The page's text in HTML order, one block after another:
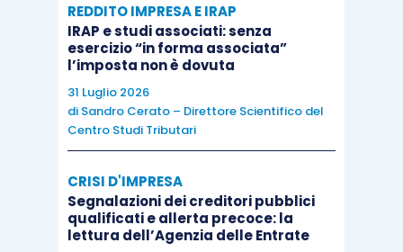
modificata.
In caso di incapienza
concretamente perseguibile
pare essere quella
– sicuramentepiù onerosa
autori in dottrina,di affrancare la riserva
versando l’imposta sostitutiva al 10%
dovrebbefar venir meno la necessità di appore
il vincolo, anchenel caso di incapienza
REDDITO IMPRESA E IRAP
IRAP e studi associati: senza
esercizio “in forma associata”
l’imposta non è dovuta
31 Luglio 2026
di Sandro Cerato – Direttore Scientifico del
Centro Studi Tributari
CRISI D'IMPRESA
Segnalazioni dei creditori pubblici
qualificati e allerta precoce: la
lettura dell’Agenzia delle Entrate